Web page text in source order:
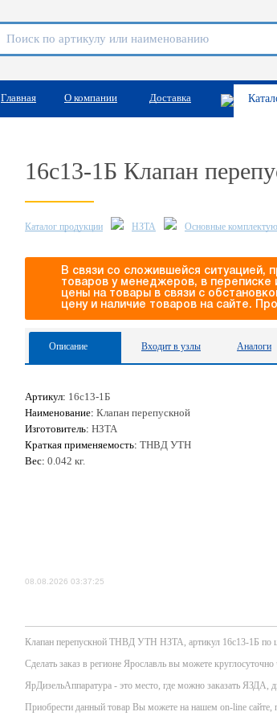
Главная О компании Доставка
16с13-1Б Клапан
Каталог продукции НЗТА Основные
В связи со сложившейся ситуацией,
товаров у менеджеров, в
цены на товары в связи с
цену и наличие товаров на сайте.
Описание Входит в узлы Аналоги
Артикул: 16с13-1Б
Наименование: Клапан перепускной
Изготовитель: НЗТА
Краткая применяемость: ТНВД УТН
Вес: 0.042 кг.
08.08.2026 03:37:25
Клапан перепускной ТНВД УТН НЗТА, артикул 16с13-1Б по
Сделать заказ в регионе Ярославль вы можете круглосуточно
ЯрДизельАппаратура - это место, где можно заказать
Приобрести данный товар Вы можете на нашем on-line сайте,